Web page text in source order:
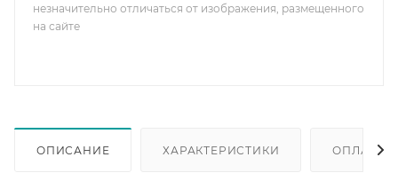
незначительно отличаться от изображения, размещенного
на сайте
ОПИСАНИЕ ХАРАКТЕРИСТИКИ ОПЛАТА